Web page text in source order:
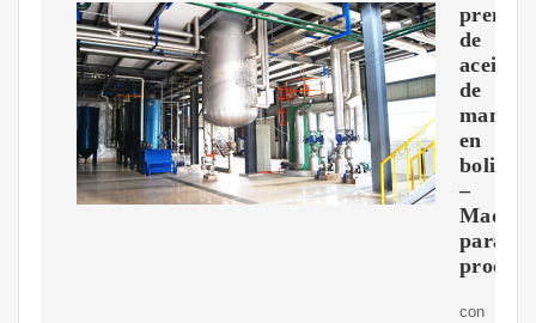
prensa
de
aceite
de
maní
en
bolivia
–
para
con